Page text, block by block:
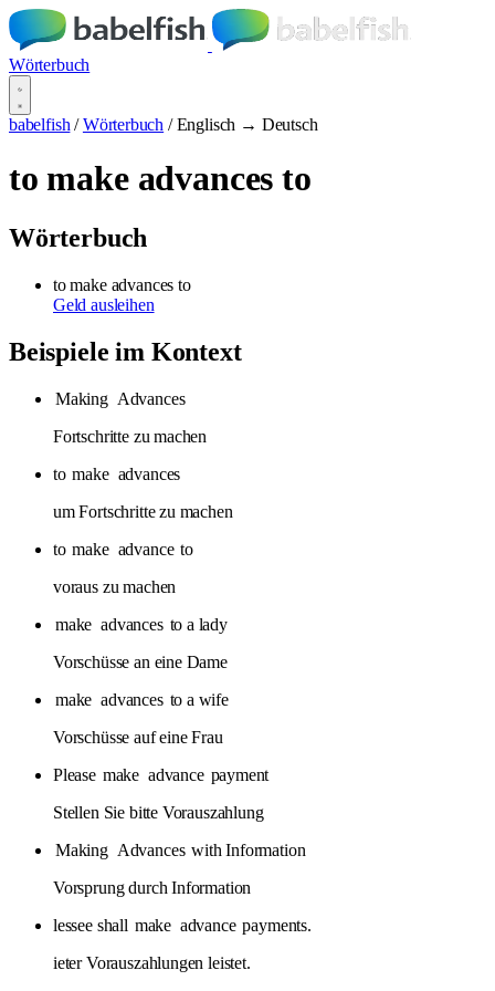
Wörterbuch
babelfish / Wörterbuch / Englisch → Deutsch
to make advances to
Wörterbuch
to make advances to
Geld ausleihen
Beispiele im Kontext
Making Advances
Fortschritte zu machen
to make advances
um Fortschritte zu machen
to make advance to
voraus zu machen
make advances to a lady
Vorschüsse an eine Dame
make advances to a wife
Vorschüsse auf eine Frau
Please make advance payment
Stellen Sie bitte Vorauszahlung
Making Advances with Information
Vorsprung durch Information
lessee shall make advance payments.
ieter Vorauszahlungen leistet.